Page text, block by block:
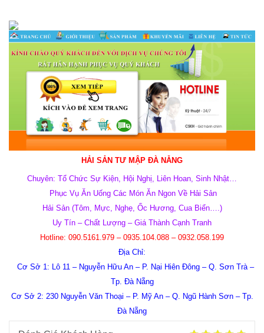
HẢI SẢN TƯ MẬP ĐÀ NẴNG
Chuyên: Tổ Chức Sự Kiện, Hội Nghị,
Liên Hoan, Sinh Nhật…
Phục Vụ Ăn Uống Các Món Ăn Ngon Về Hải Sản
Hải Sản (Tôm, Mực, Nghẹ, Ốc Hương, Cua Biển….)
Uy Tín – Chất Lượng – Giá Thành Cạnh Tranh
Hotline: ‭090.5161.979‬ – ‭0935.104.088 – 0932.058.199
Địa Chỉ:
Cơ Sở 1: Lô 11 – Nguyễn Hữu An – P. Nại Hiên Đông – Q. Sơn Trà –
Tp. Đà Nẵng
Cơ Sở 2: 230 Nguyễn Văn Thoại – P. Mỹ An – Q. Ngũ Hành Sơn – Tp.
Đà Nẵng